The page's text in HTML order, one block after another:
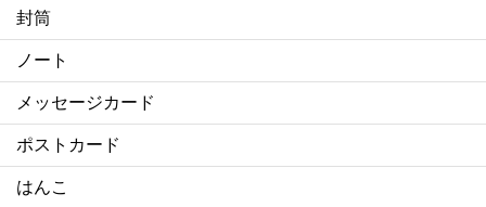
封筒
ノート
メッセージカード
ポストカード
はんこ